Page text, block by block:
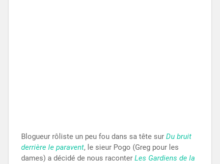
Blogueur rôliste un peu fou dans sa tête sur Du bruit
derrière le paravent, le sieur Pogo (Greg pour les
dames) a décidé de nous raconter Les Gardiens de la